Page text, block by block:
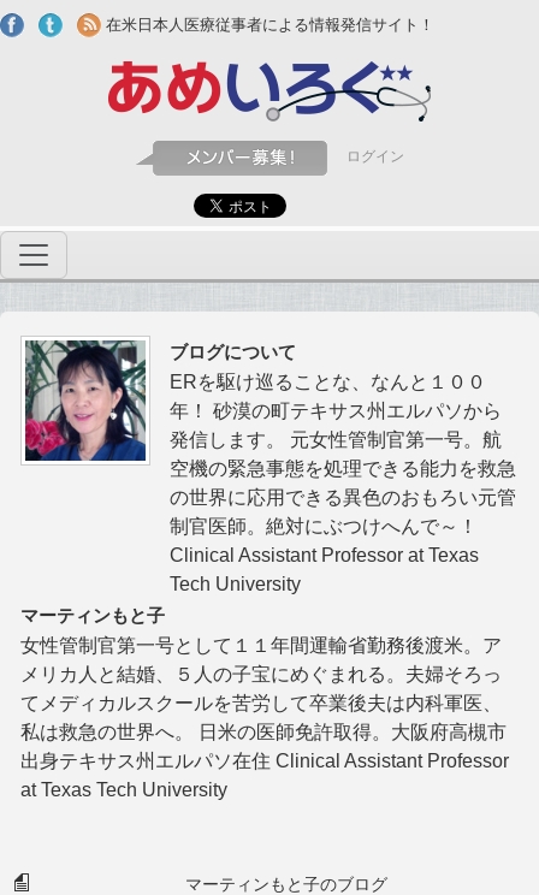
Skip to main content
在米日本人医療従事者による情報発信サイト！
ログイン
ブログについて
ERを駆け巡ることな、なんと１００
年！ 砂漠の町テキサス州エルパソから
発信します。 元女性管制官第一号。航
空機の緊急事態を処理できる能力を救急
の世界に応用できる異色のおもろい元管
制官医師。絶対にぶつけへんで～！
Clinical Assistant Professor at Texas
Tech University
マーティンもと子
女性管制官第一号として１１年間運輸省勤務後渡米。ア
メリカ人と結婚、５人の子宝にめぐまれる。夫婦そろっ
てメディカルスクールを苦労して卒業後夫は内科軍医、
私は救急の世界へ。 日米の医師免許取得。大阪府高槻市
出身テキサス州エルパソ在住 Clinical Assistant Professor
at Texas Tech University
マーティンもと子のブログ